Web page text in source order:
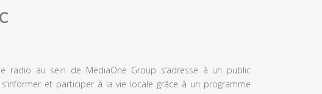
radio au sein de MediaOne Group s’adresse à un public
et participer à la vie locale grâce à un programme